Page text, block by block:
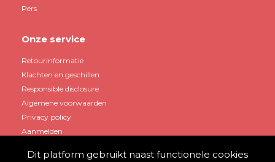
Pers
Onze service
Retourinformatie
Klachten en geschillen
Responsible disclosure
Algemene voorwaarden
Privacy policy
Aanmelden
Dit platform gebruikt naast functionele cookies